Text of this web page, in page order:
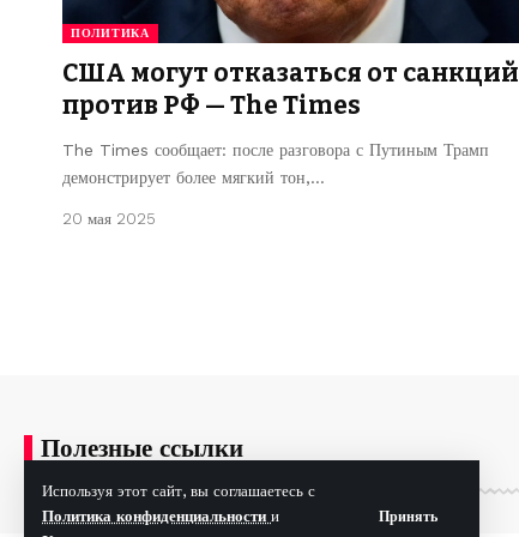
Используя этот сайт, вы соглашаетесь с
Политика конфиденциальности и
Принять
ПОЛИТИКА
США могут отказаться от санкций
против РФ — The Times
The Times сообщает: после разговора с Путиным Трамп
демонстрирует более мягкий тон,…
20 мая 2025
Полезные ссылки